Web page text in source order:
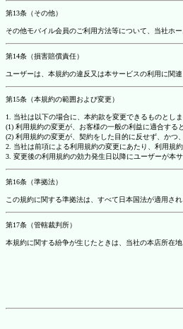
第13条（その他）
その他モバイル会員のご利用方法等について、当社ホ
第14条（損害賠償責任）
ユーザーは、本規約の違反又は本サービスの利用に関
第15条（本規約の範囲および変更）
1. 当社は以下の場合に、本約款を変更できるものとしま
(1) 利用規約の変更が、お客様の一般の利益に適合すると
(2) 利用規約の変更が、契約をした目的に反せず、かつ
2. 当社は前項による利用規約の変更にあたり、利用規
3. 変更後の利用規約の効力発生日以降にユーザーが本
第16条（準拠法）
この規約に関する準拠法は、すべて日本国法が適用され
第17条（管轄裁判所）
本規約に関する紛争が生じたときは、当社の本店所在